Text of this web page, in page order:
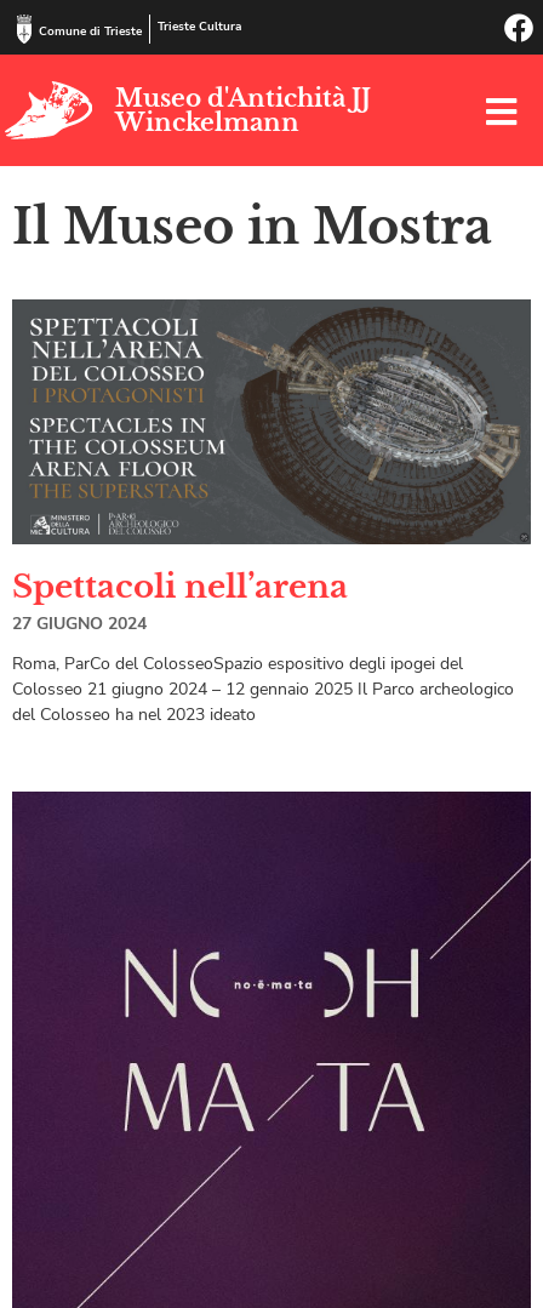
Comune di Trieste Trieste Cultura
Museo d'Antichità JJ
Winckelmann
Il Museo in Mostra
Spettacoli nell’arena
27 GIUGNO 2024
Roma, ParCo del ColosseoSpazio espositivo degli ipogei del
Colosseo 21 giugno 2024 – 12 gennaio 2025 Il Parco archeologico
del Colosseo ha nel 2023 ideato